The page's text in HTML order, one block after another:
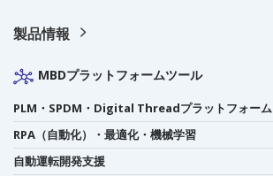
製品情報
MBDプラットフォームツール
PLM・SPDM・Digital Threadプラットフォーム
RPA（自動化）・最適化・機械学習
自動運転開発支援